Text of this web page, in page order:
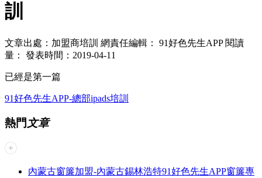
訓
文章出處：加盟商培訓 網責任編輯： 91好色先生APP 閱讀
量：
發表時間：2019-04-11
已經是第一篇
91好色先生APP-總部ipads培訓
熱門 文章
內蒙古窗簾加盟-內蒙古錫林浩特91好色先生APP窗簾專